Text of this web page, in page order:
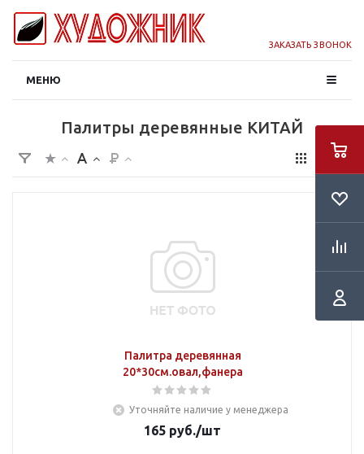
ЗАКАЗАТЬ ЗВОНОК
МЕНЮ
Палитры деревянные КИТАЙ
Палитра деревянная
20*30см.овал,фанера
Уточняйте наличие у менеджера
165 руб./шт